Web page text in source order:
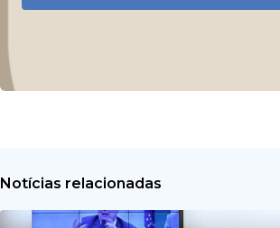
Notícias relacionadas